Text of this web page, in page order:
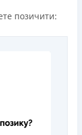
позичити: